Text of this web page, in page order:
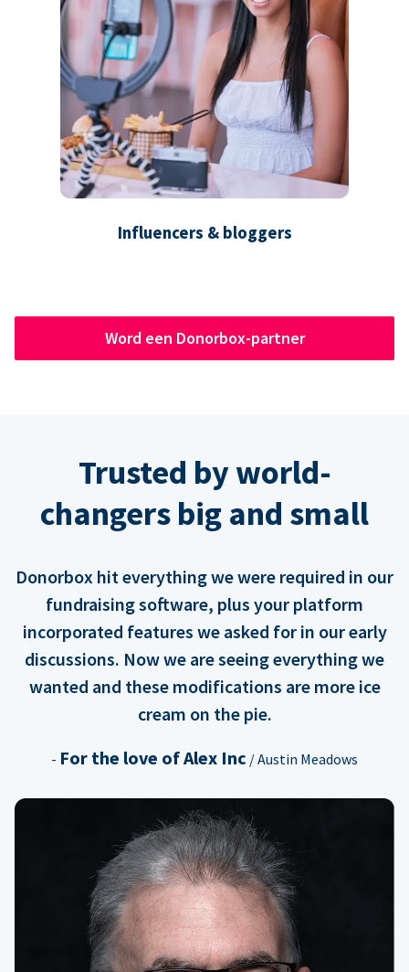
Influencers & bloggers
Word een Donorbox-partner
Trusted by world-
changers big and small
Donorbox hit everything we were required in our
fundraising software, plus your platform
incorporated features we asked for in our early
discussions. Now we are seeing everything we
wanted and these modifications are more ice
cream on the pie.
- For the love of Alex Inc / Austin Meadows